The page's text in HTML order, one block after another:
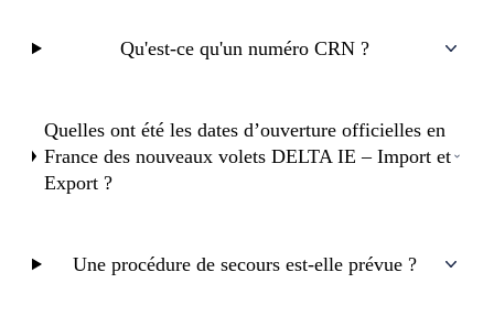
Qu'est-ce qu'un numéro CRN ?
Quelles ont été les dates d’ouverture officielles en
France des nouveaux volets DELTA IE – Import et
Export ?
Une procédure de secours est-elle prévue ?